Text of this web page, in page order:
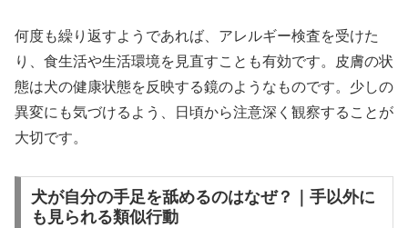
何度も繰り返すようであれば、アレルギー検査を受けた
り、食生活や生活環境を見直すことも有効です。皮膚の状
態は犬の健康状態を反映する鏡のようなものです。少しの
異変にも気づけるよう、日頃から注意深く観察することが
大切です。
犬が自分の手足を舐めるのはなぜ？｜手以外に
も見られる類似行動